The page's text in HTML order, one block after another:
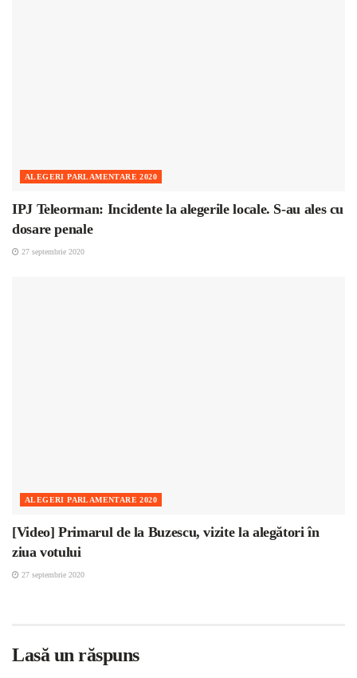
ALEGERI PARLAMENTARE 2020
IPJ Teleorman: Incidente la alegerile locale. S-au ales cu
dosare penale
27 septembrie 2020
ALEGERI PARLAMENTARE 2020
[Video] Primarul de la Buzescu, vizite la alegători în
ziua votului
27 septembrie 2020
Lasă un răspuns